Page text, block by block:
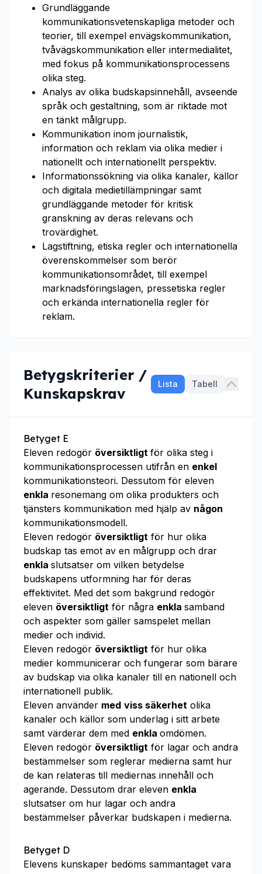
Grundläggande
kommunikationsvetenskapliga metoder och
teorier, till exempel envägskommunikation,
tvåvägskommunikation eller intermedialitet,
med fokus på kommunikationsprocessens
olika steg.
Analys av olika budskapsinnehåll, avseende
språk och gestaltning, som är riktade mot
en tänkt målgrupp.
Kommunikation inom journalistik,
information och reklam via olika medier i
nationellt och internationellt perspektiv.
Informationssökning via olika kanaler, källor
och digitala medietillämpningar samt
grundläggande metoder för kritisk
granskning av deras relevans och
trovärdighet.
Lagstiftning, etiska regler och internationella
överenskommelser som berör
kommunikationsområdet, till exempel
marknadsföringslagen, pressetiska regler
och erkända internationella regler för
reklam.
Betygskriterier /
Kunskapskrav
Lista Tabell
Betyget E
Eleven redogör översiktligt för olika steg i
kommunikationsprocessen utifrån en enkel
kommunikationsteori. Dessutom för eleven
enkla resonemang om olika produkters och
tjänsters kommunikation med hjälp av någon
kommunikationsmodell.
Eleven redogör översiktligt för hur olika
budskap tas emot av en målgrupp och drar
enkla slutsatser om vilken betydelse
budskapens utformning har för deras
effektivitet. Med det som bakgrund redogör
eleven översiktligt för några enkla samband
och aspekter som gäller samspelet mellan
medier och individ.
Eleven redogör översiktligt för hur olika
medier kommunicerar och fungerar som bärare
av budskap via olika kanaler till en nationell och
internationell publik.
Eleven använder med viss säkerhet olika
kanaler och källor som underlag i sitt arbete
samt värderar dem med enkla omdömen.
Eleven redogör översiktligt för lagar och andra
bestämmelser som reglerar medierna samt hur
de kan relateras till mediernas innehåll och
agerande. Dessutom drar eleven enkla
slutsatser om hur lagar och andra
bestämmelser påverkar budskapen i medierna.
Betyget D
Elevens kunskaper bedöms sammantaget vara